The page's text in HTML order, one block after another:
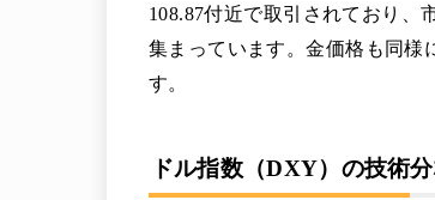
108.87付近で取引されており、
集まっています。金価格も同様
す。
ドル指数（DXY）の技術